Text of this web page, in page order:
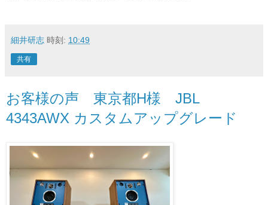
細井研志 時刻: 10:49
共有
お客様の声 東京都H様 JBL
4343AWX カスタムアップグレード